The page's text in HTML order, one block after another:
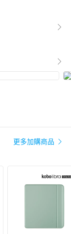
更多加購商品